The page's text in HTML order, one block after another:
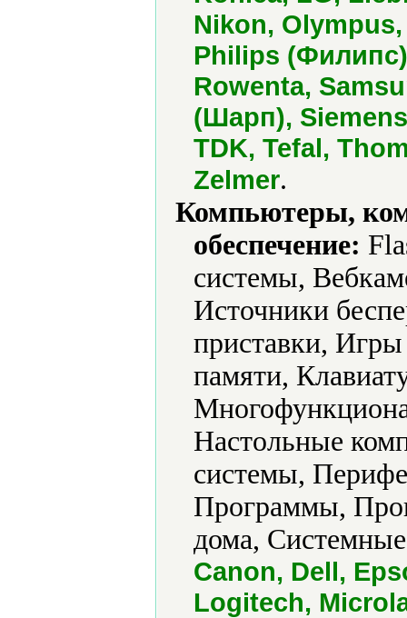
Nikon,
Philips
Rowenta,
(Шарп),
TDK, Tefal,
Zelmer.
Компьютеры,
обеспечение:
системы,
Источники
приставки,
памяти,
Настольные
системы,
Программы,
дома,
Canon, Dell,
Logitech,